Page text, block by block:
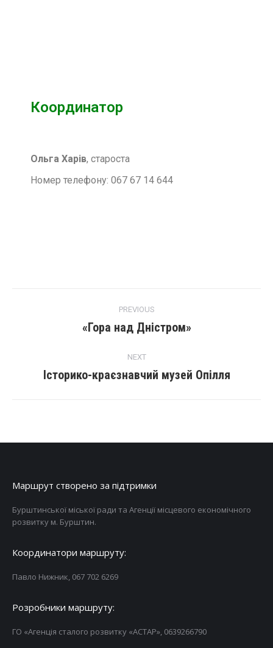
Координатор
Ольга Харів, староста
Номер телефону: 067 67 14 644
PREVIOUS
«Гора над Дністром»
NEXT
Історико-краєзнавчий музей Опілля
Маршрут створено за підтримки
Бурштинської міської ради та Агенції місцевого економічного
розвитку м. Бурштин.
Координатори маршруту:
Павло Нижник, 067 702 6269
Розробники маршруту:
ГО «Агенція сталого розвитку «АСТАР», 0639266790